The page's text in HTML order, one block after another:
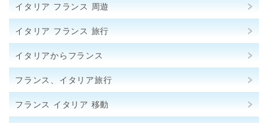
イタリア フランス 周遊
イタリア フランス 旅行
イタリアからフランス
フランス、イタリア旅行
フランス イタリア 移動